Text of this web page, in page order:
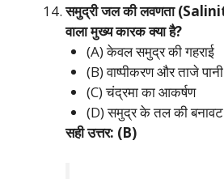
समुद्री जल की लवणता
वाला मुख्य कारक क्या है?
(A) केवल समुद्र की गहराई
(B) वाष्पीकरण और ताजे
(C) चंद्रमा का आकर्षण
(D) समुद्र के तल की बनावट
सही उत्तर: (B)